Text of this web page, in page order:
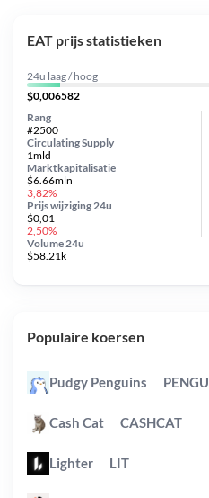
EAT prijs statistieken
24u laag / hoog
$0,006582
Circulating Supply
1mld
Prijs wijziging 24u
$0,01
2,50%
Marktkapitalisatie
$6.66mln
3,82%
Volume 24u
$58.21k
Rang
#2500
Populaire koersen
Pudgy Penguins PENGU
Cash Cat CASHCAT
Lighter LIT